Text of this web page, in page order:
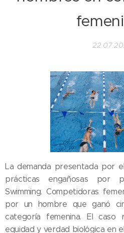
La demanda presentada por
prácticas engañosas por
Swimming. Competidoras
por un hombre que ganó
categoría femenina. El
equidad y verdad biológica en